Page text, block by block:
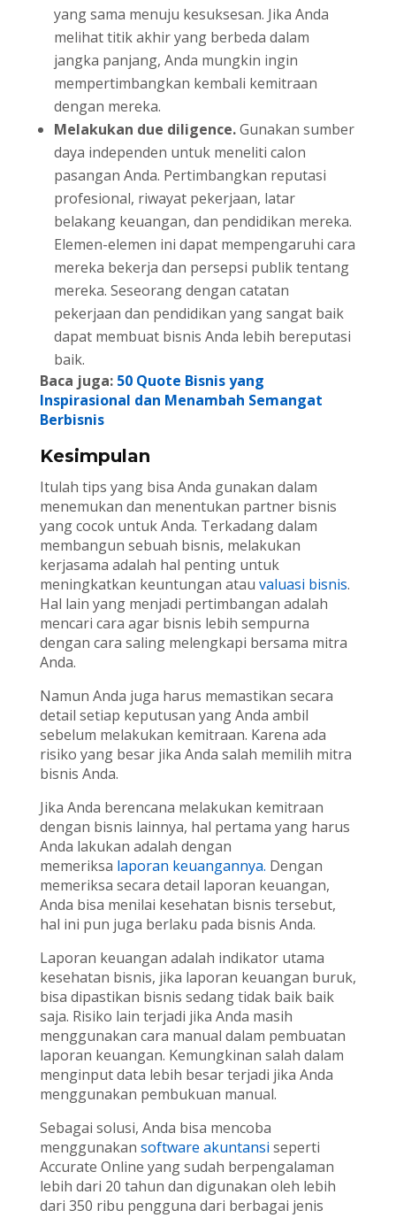
yang sama menuju kesuksesan. Jika Anda
melihat titik akhir yang berbeda dalam
jangka panjang, Anda mungkin ingin
mempertimbangkan kembali kemitraan
dengan mereka.
Melakukan due diligence.Gunakan sumber
daya independen untuk meneliti calon
pasangan Anda. Pertimbangkan reputasi
profesional, riwayat pekerjaan, latar
belakang keuangan, dan pendidikan mereka.
Elemen-elemen ini dapat mempengaruhi cara
mereka bekerja dan persepsi publik tentang
mereka. Seseorang dengan catatan
pekerjaan dan pendidikan yang sangat baik
dapat membuat bisnis Anda lebih bereputasi
baik.
Baca juga: 50 Quote Bisnis yang
Inspirasional dan Menambah Semangat
Berbisnis
Kesimpulan
Itulah tips yang bisa Anda gunakan dalam
menemukan dan menentukan partner bisnis
yang cocok untuk Anda. Terkadang dalam
membangun sebuah bisnis, melakukan
kerjasama adalah hal penting untuk
meningkatkan keuntungan atau valuasi bisnis.
Hal lain yang menjadi pertimbangan adalah
mencari cara agar bisnis lebih sempurna
dengan cara saling melengkapi bersama mitra
Anda.
Namun Anda juga harus memastikan secara
detail setiap keputusan yang Anda ambil
sebelum melakukan kemitraan. Karena ada
risiko yang besar jika Anda salah memilih mitra
bisnis Anda.
Jika Anda berencana melakukan kemitraan
dengan bisnis lainnya, hal pertama yang harus
Anda lakukan adalah dengan
memeriksa laporan keuangannya. Dengan
memeriksa secara detail laporan keuangan,
Anda bisa menilai kesehatan bisnis tersebut,
hal ini pun juga berlaku pada bisnis Anda.
Laporan keuangan adalah indikator utama
kesehatan bisnis, jika laporan keuangan buruk,
bisa dipastikan bisnis sedang tidak baik baik
saja. Risiko lain terjadi jika Anda masih
menggunakan cara manual dalam pembuatan
laporan keuangan. Kemungkinan salah dalam
menginput data lebih besar terjadi jika Anda
menggunakan pembukuan manual.
Sebagai solusi, Anda bisa mencoba
menggunakan software akuntansi seperti
Accurate Online yang sudah berpengalaman
lebih dari 20 tahun dan digunakan oleh lebih
dari 350 ribu pengguna dari berbagai jenis